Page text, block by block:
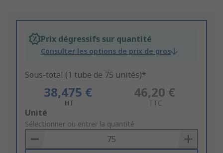
Prix dégressifs sur quantité
Consulter les options de prix de gros
Sous-total (1 tube de 75 unités)*
38,475 €
HT
46,20 €
TTC
Add
to
Basket
Unité
Sélectionner ou entrer la quantité